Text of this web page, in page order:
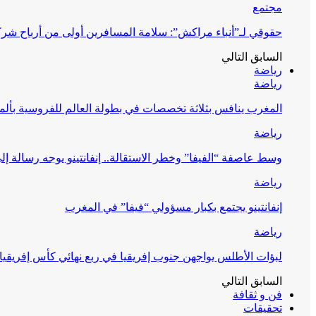
مجتمع
حقوقي لـ”أنباء مراكش”: سلامة المسافرين أولى من أرباح
السابق التالي
رياضة
رياضة
المغرب ينافس بثلاثة تخصصات في بطولة العالم للفروسية
رياضة
وسط عاصفة “الفيفا” وخطر الاستقالة.. إنفانتينو يوجه رسالة
رياضة
إنفانتينو يجتمع بكبار مسؤولي “فيفا” في المغرب
رياضة
لبؤات الأطلس يواجهن جنوب إفريقيا في ربع نهائي كأس
السابق التالي
فن و ثقافة
تحقيقات